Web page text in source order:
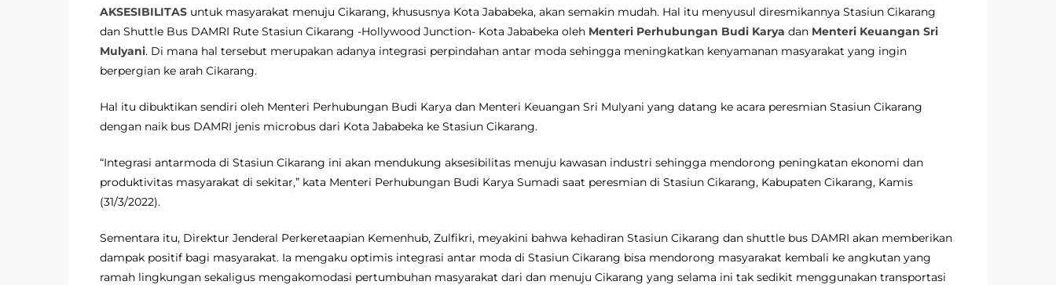
AKSESIBILITAS untuk masyarakat menuju Cikarang, khususnya Kota Jababeka, akan semakin mudah. Hal itu menyusul diresmikannya Stasiun Cikarang
dan Shuttle Bus DAMRI Rute Stasiun Cikarang -Hollywood Junction- Kota Jababeka oleh Menteri Perhubungan Budi Karya dan Menteri Keuangan Sri
Mulyani. Di mana hal tersebut merupakan adanya integrasi perpindahan antar moda sehingga meningkatkan kenyamanan masyarakat yang ingin
berpergian ke arah Cikarang.
Hal itu dibuktikan sendiri oleh Menteri Perhubungan Budi Karya dan Menteri Keuangan Sri Mulyani yang datang ke acara peresmian Stasiun Cikarang
dengan naik bus DAMRI jenis microbus dari Kota Jababeka ke Stasiun Cikarang.
“Integrasi antarmoda di Stasiun Cikarang ini akan mendukung aksesibilitas menuju kawasan industri sehingga mendorong peningkatan ekonomi dan
produktivitas masyarakat di sekitar,” kata Menteri Perhubungan Budi Karya Sumadi saat peresmian di Stasiun Cikarang, Kabupaten Cikarang, Kamis
(31/3/2022).
Sementara itu, Direktur Jenderal Perkeretaapian Kemenhub, Zulfikri, meyakini bahwa kehadiran Stasiun Cikarang dan shuttle bus DAMRI akan memberikan
dampak positif bagi masyarakat. Ia mengaku optimis integrasi antar moda di Stasiun Cikarang bisa mendorong masyarakat kembali ke angkutan yang
ramah lingkungan sekaligus mengakomodasi pertumbuhan masyarakat dari dan menuju Cikarang yang selama ini tak sedikit menggunakan transportasi